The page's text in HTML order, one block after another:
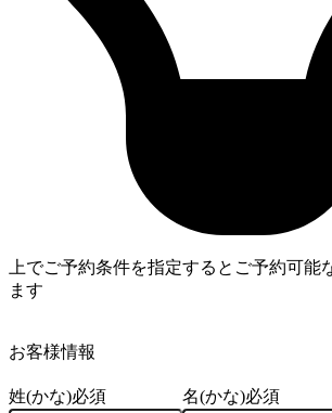
上でご予約条件を指定するとご予約可能
ます
お客様情報
姓(かな)必須 名(かな)必須